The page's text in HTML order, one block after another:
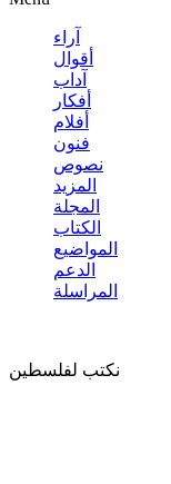
آراء
أقوال
آداب
أفكار
أفلام
فنون
نصوص
المزيد
المجلة
الكتاب
المواضيع
الدعم
المراسلة
نكتب لفلسطين